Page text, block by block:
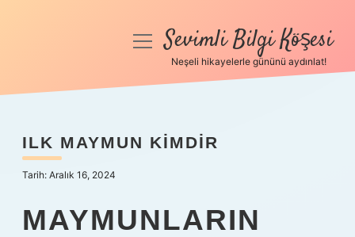
Anasayfa
Yasal Uyarı
menüyüSevimli Bilgi Köşesi
Neşeli hikayelerle gününü aydınlat!
ILK MAYMUN KIMDIR
Tarih: Aralık 16, 2024
MAYMUNLARIN